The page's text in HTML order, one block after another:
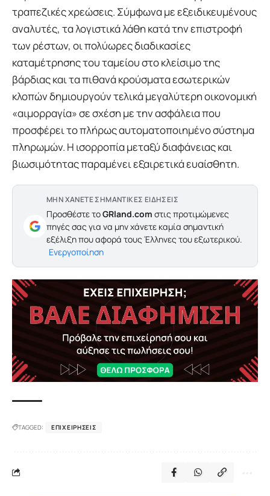
τραπεζικές χρεώσεις. Σύμφωνα με εξειδικευμένους
αναλυτές, τα λογιστικά λάθη κατά την επιστροφή
των ρέστων, οι πολύωρες διαδικασίες
καταμέτρησης του ταμείου στο κλείσιμο της
βάρδιας και τα πιθανά κρούσματα εσωτερικών
κλοπών δημιουργούν τελικά μεγαλύτερη οικονομική
«αιμορραγία» σε σχέση με την ασφάλεια που
προσφέρει το πλήρως αυτοματοποιημένο σύστημα
πληρωμών. Η ισορροπία μεταξύ διαφάνειας και
βιωσιμότητας παραμένει εξαιρετικά ευαίσθητη.
ΜΗΝ ΧΑΝΕΤΕ ΣΗΜΑΝΤΙΚΕΣ ΕΙΔΗΣΕΙΣ
Προσθέστε τοGRland.com στις προτιμώμενες
πηγές σας για να μην χάνετε καμία σημαντική
εξέλιξη που αφορά τους Έλληνες του εξωτερικού.
Ενεργοποίηση
TAGGED: ΕΠΙΧΕΙΡΉΣΕΙΣ